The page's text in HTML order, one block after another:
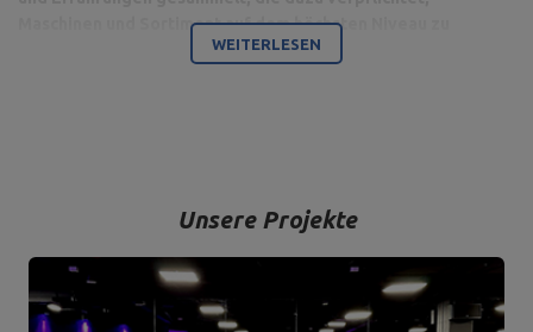
Maschinen und Sortiment auf dem höchsten Niveau zu
Starachowice in der Woiwodschaft Świętokrzyskie. Hier befinden
sich unsere Büroräume und die Produktions- und Lagerhallen. Von
hier aus werden alle Formen des Online-Verkaufs und der Kontakt
WEITERLESEN
Unsere Projekte